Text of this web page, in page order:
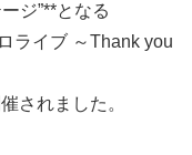
ジ”**となる
ライブ ～Thank you
されました。